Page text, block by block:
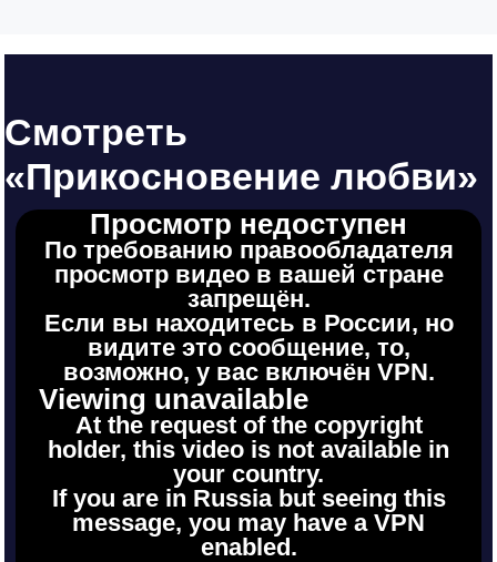
Смотреть
«Прикосновение любви»
Просмотр недоступен
По требованию правообладателя
просмотр видео в вашей стране
запрещён.
Если вы находитесь в России, но
видите это сообщение, то,
возможно, у вас включён VPN.
Viewing unavailable
At the request of the copyright
holder, this video is not available in
your country.
If you are in Russia but seeing this
message, you may have a VPN
enabled.